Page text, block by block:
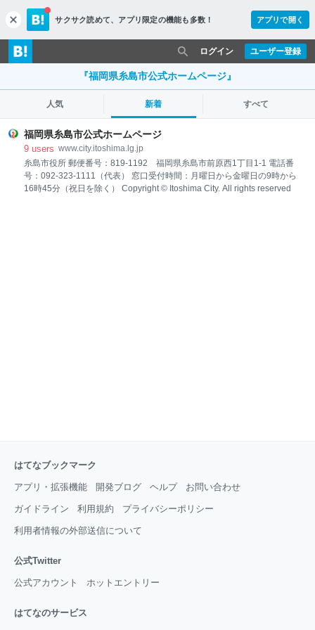
c
l
o
s
サクサク読めて、 アプリ限定の機能も多数！ アプリで開く
ユーザー登録
ログイン
『福岡県糸島市公式ホームページ』
人気 新着 すべて
福岡県糸島市公式ホームページ
9 users www.city.itoshima.lg.jp
糸島市役所 郵便番号：819-1192 福岡県糸島市前原西1丁目1-1 電話番
号：092-323-1111（代表） 窓口受付時間：月曜日から金曜日の9時から
16時45分（祝日を除く） Copyright © Itoshima City. All rights reserved
はてなブックマーク
アプリ・拡張機能 開発ブログ ヘルプ お問い合わせ
ガイドライン 利用規約 プライバシーポリシー
利用者情報の外部送信について
公式Twitter
公式アカウント ホットエントリー
はてなのサービス